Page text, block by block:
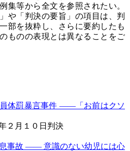
集等から全文を参照されたい。
や「判決の要旨」の項目は、判
部を抜粋し、さらに要約したも
ものの表現とは異なることをご
体罰暴言事件 ――「お前はクソ
２月１０日判決
事故 ―― 意識のない幼児には心